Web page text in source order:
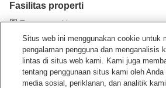
Fasilitas properti
Tempat parkir
Beranda Jepang Hokkaido Kota
Situs web ini menggunakan cookie untuk
pengalaman pengguna dan menganalisis
lintas di situs web kami. Kami juga
tentang penggunaan situs kami oleh
media sosial, periklanan, dan analitik